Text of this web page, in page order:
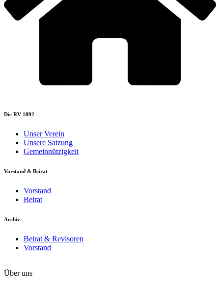
Die RV 1892
Unser Verein
Unsere Satzung
Gemeinnützigkeit
Vorstand & Beirat
Vorstand
Beirat
Archiv
Beirat & Revisoren
Vorstand
Über uns